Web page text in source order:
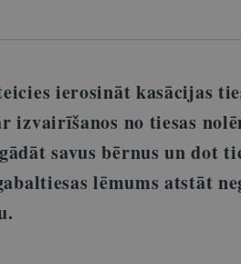
ierosināt kasācijas
no tiesas
savus bērnus un dot
lēmums atstāt